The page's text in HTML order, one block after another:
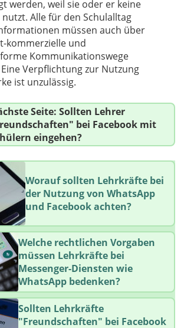
werden, weil sie oder er keine
Alle für den Schulalltag
müssen auch über
kommerzielle und
Kommunikationswege
Verpflichtung zur Nutzung
ist unzulässig.
Seite: Sollten Lehrer
bei Facebook mit
eingehen?
Worauf sollten Lehrkräfte bei
der Nutzung von WhatsApp
und Facebook achten?
Welche rechtlichen Vorgaben
müssen Lehrkräfte bei
Messenger-Diensten wie
WhatsApp bedenken?
Sollten Lehrkräfte
"Freundschaften" bei Facebook